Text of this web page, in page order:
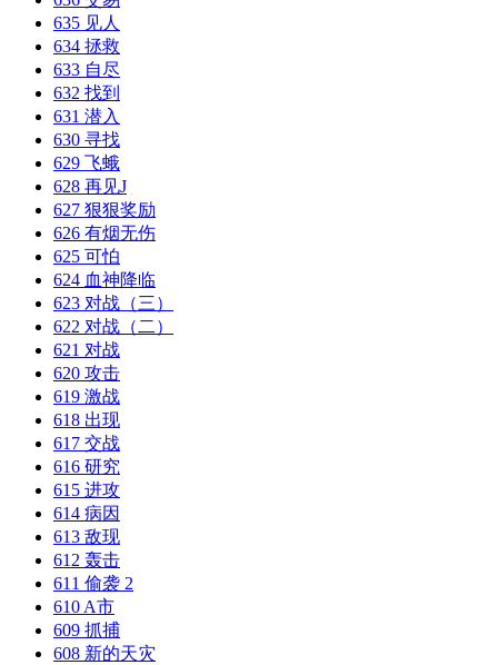
635 见人
634 拯救
633 自尽
632 找到
631 潜入
630 寻找
629 飞蛾
628 再见J
627 狠狠奖励
626 有烟无伤
625 可怕
624 血神降临
623 对战（三）
622 对战（二）
621 对战
620 攻击
619 激战
618 出现
617 交战
616 研究
615 进攻
614 病因
613 敌现
612 轰击
611 偷袭 2
610 A市
609 抓捕
608 新的天灾